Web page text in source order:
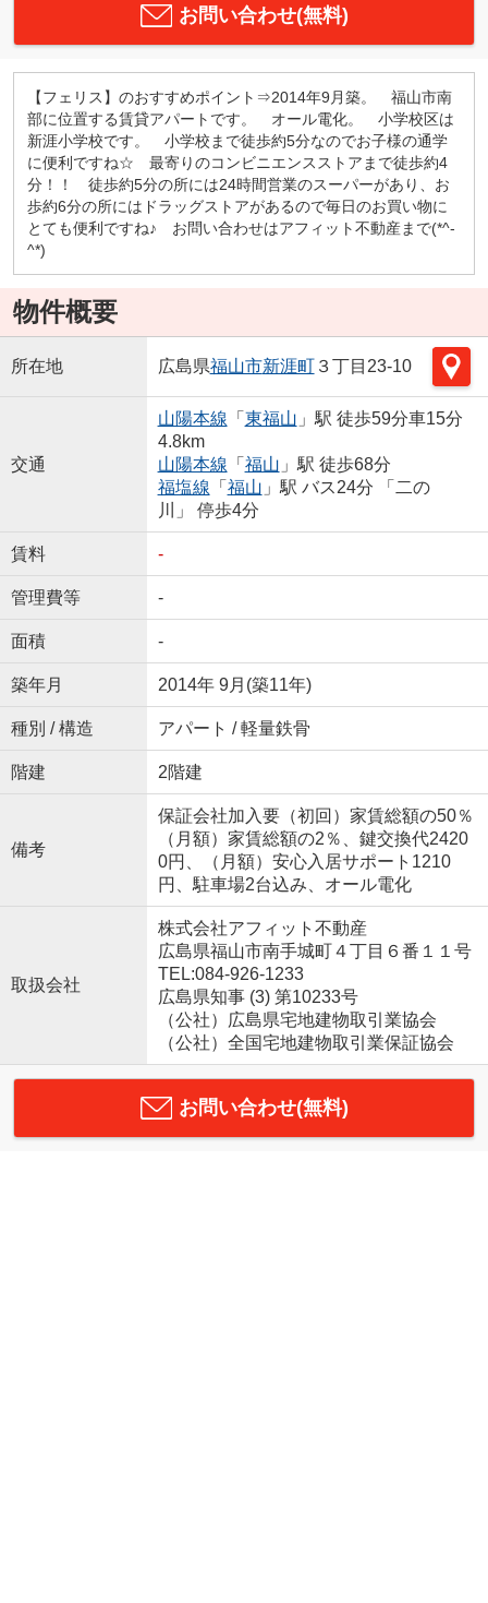
お問い合わせ(無料)
【フェリス】のおすすめポイント⇒2014年9月築。 福山市南
部に位置する賃貸アパートです。 オール電化。 小学校区は
新涯小学校です。 小学校まで徒歩約5分なのでお子様の通学
に便利ですね☆ 最寄りのコンビニエンスストアまで徒歩約4
分！！ 徒歩約5分の所には24時間営業のスーパーがあり、お
歩約6分の所にはドラッグストアがあるので毎日のお買い物に
とても便利ですね♪ お問い合わせはアフィット不動産まで(*^-
^*)
物件概要
所在地 広島県福山市新涯町３丁目23-10
交通
山陽本線 「 東福山 」駅 徒歩59分車15分
4.8km
山陽本線 「 福山 」駅 徒歩68分
福塩線 「 福山 」駅 バス24分 「二の
川」 停歩4分
賃料 -
管理費等 -
面積 -
築年月 2014年 9月(築11年)
種別 / 構造 アパート / 軽量鉄骨
階建 2階建
備考
保証会社加入要（初回）家賃総額の50％
（月額）家賃総額の2％、鍵交換代2420
0円、（月額）安心入居サポート1210
円、駐車場2台込み、オール電化
取扱会社
株式会社アフィット不動産
広島県福山市南手城町４丁目６番１１号
TEL:084-926-1233
広島県知事 (3) 第10233号
（公社）広島県宅地建物取引業協会
（公社）全国宅地建物取引業保証協会
お問い合わせ(無料)